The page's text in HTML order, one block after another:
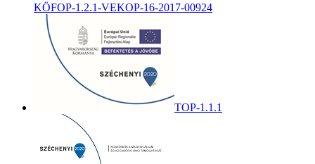
KÖFOP-1.2.1-VEKOP-16-2017-00924
TOP-1.1.1